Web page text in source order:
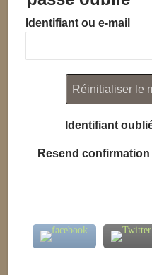
Identifiant ou e-mail
Identifiant
Resend